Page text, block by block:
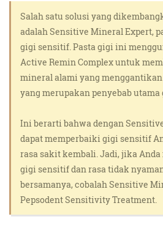
Salah satu solusi yang
adalah Sensitive Mineral Expert,
gigi sensitif. Pasta gigi ini
Active Remin Complex untuk
mineral alami yang
yang merupakan penyebab
Ini berarti bahwa dengan
dapat memperbaiki gigi sensitif
rasa sakit kembali. Jadi, jika Anda
gigi sensitif dan rasa tidak
bersamanya, cobalah Sensitive
Pepsodent Sensitivity Treatment.